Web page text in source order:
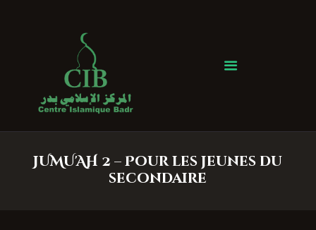
JUMU'AH 2 – Pour les jeunes du
secondaire
Centre Islamique Badr
Accueil
À propos
Services
Faire un don